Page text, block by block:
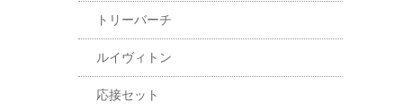
トリーバーチ
ルイヴィトン
応接セット